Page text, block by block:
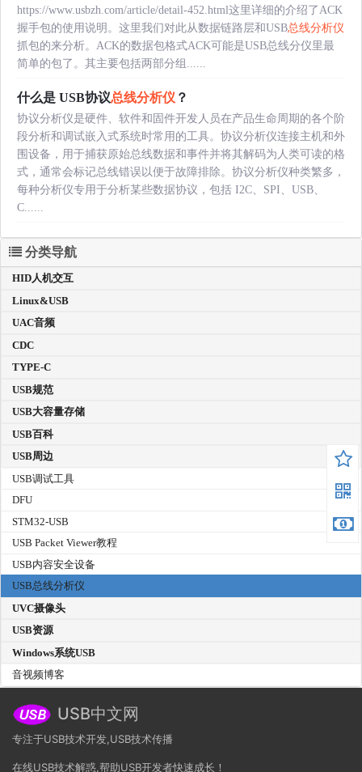
https://www.usbzh.com/article/detail-452.html这里详细的介绍了ACK
握手包的使用说明。这里我们对此从数据链路层和USB总线分析仪
抓包的来分析。ACK的数据包格式ACK可能是USB总线分仪里最
简单的包了。其主要包括两部分组......
什么是 USB协议总线分析仪 ？
协议分析仪是硬件、软件和固件开发人员在产品生命周期的各个阶
段分析和调试嵌入式系统时常用的工具。协议分析仪连接主机和外
围设备，用于捕获原始总线数据和事件并将其解码为人类可读的格
式，通常会标记总线错误以便于故障排除。协议分析仪种类繁多，
每种分析仪专用于分析某些数据协议，包括 I2C、SPI、USB、
C......
分类导航
HID人机交互
Linux&USB
UAC音频
CDC
TYPE-C
USB规范
USB大容量存储
USB百科
USB周边
USB调试工具
DFU
STM32-USB
USB Packet Viewer教程
USB内容安全设备
USB总线分析仪
UVC摄像头
USB资源
Windows系统USB
音视频博客
USB中文网
专注于USB技术开发,USB技术传播
在线USB技术解惑,帮助USB开发者快速成长！